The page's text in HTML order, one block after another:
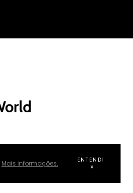
Mais informações.